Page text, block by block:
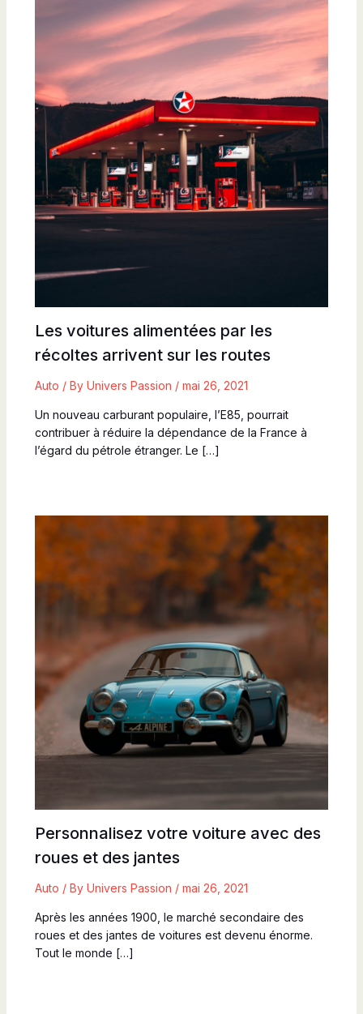
Les voitures alimentées par les
récoltes arrivent sur les routes
Auto / By Univers Passion / mai 26, 2021
Un nouveau carburant populaire, l’E85, pourrait
contribuer à réduire la dépendance de la France à
l’égard du pétrole étranger. Le […]
Personnalisez votre voiture avec des
roues et des jantes
Auto / By Univers Passion / mai 26, 2021
Après les années 1900, le marché secondaire des
roues et des jantes de voitures est devenu énorme.
Tout le monde […]